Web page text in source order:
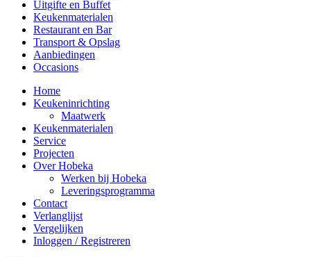
Uitgifte en Buffet
Keukenmaterialen
Restaurant en Bar
Transport & Opslag
Aanbiedingen
Occasions
Home
Keukeninrichting
Maatwerk
Keukenmaterialen
Service
Projecten
Over Hobeka
Werken bij Hobeka
Leveringsprogramma
Contact
Verlanglijst
Vergelijken
Inloggen / Registreren